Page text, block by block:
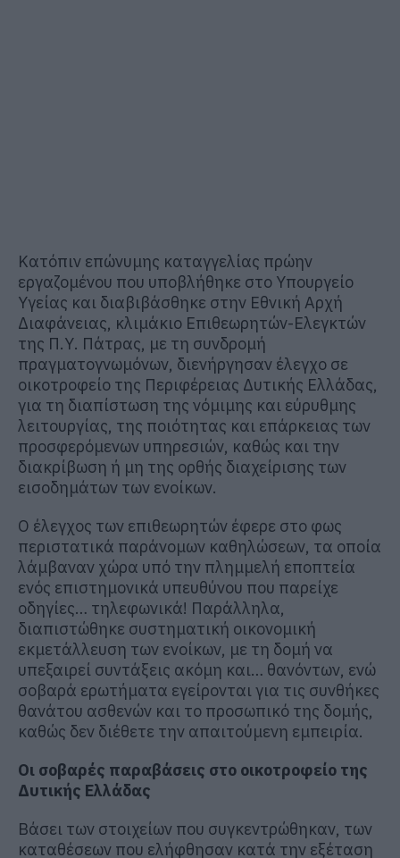
Κατόπιν επώνυμης καταγγελίας πρώην
εργαζομένου που υποβλήθηκε στο Υπουργείο
Υγείας και διαβιβάσθηκε στην Εθνική Αρχή
Διαφάνειας, κλιμάκιο Επιθεωρητών-Ελεγκτών
της Π.Υ. Πάτρας, με τη συνδρομή
πραγματογνωμόνων, διενήργησαν έλεγχο σε
οικοτροφείο της Περιφέρειας Δυτικής Ελλάδας,
για τη διαπίστωση της νόμιμης και εύρυθμης
λειτουργίας, της ποιότητας και επάρκειας των
προσφερόμενων υπηρεσιών, καθώς και την
διακρίβωση ή μη της ορθής διαχείρισης των
εισοδημάτων των ενοίκων.
Ο έλεγχος των επιθεωρητών έφερε στο φως
περιστατικά παράνομων καθηλώσεων, τα οποία
λάμβαναν χώρα υπό την πλημμελή εποπτεία
ενός επιστημονικά υπευθύνου που παρείχε
οδηγίες… τηλεφωνικά! Παράλληλα,
διαπιστώθηκε συστηματική οικονομική
εκμετάλλευση των ενοίκων, με τη δομή να
υπεξαιρεί συντάξεις ακόμη και… θανόντων, ενώ
σοβαρά ερωτήματα εγείρονται για τις συνθήκες
θανάτου ασθενών και το προσωπικό της δομής,
καθώς δεν διέθετε την απαιτούμενη εμπειρία.
Οι σοβαρές παραβάσεις στο οικοτροφείο της
Δυτικής Ελλάδας
Βάσει των στοιχείων που συγκεντρώθηκαν, των
καταθέσεων που ελήφθησαν κατά την εξέταση